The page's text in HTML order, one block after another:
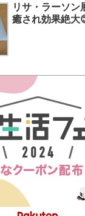
リサ・ラーソ
癒され効果絶大